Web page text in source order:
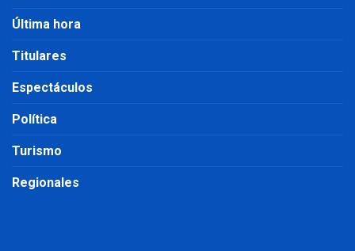
Última hora
Titulares
Espectáculos
Política
Turismo
Regionales